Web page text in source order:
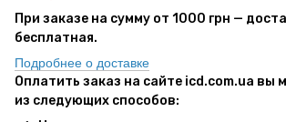
При заказе на сумму от 1000 грн —
бесплатная.
Подробнее о доставке
Оплатить заказ на сайте icd.com.ua вы
из следующих способов: